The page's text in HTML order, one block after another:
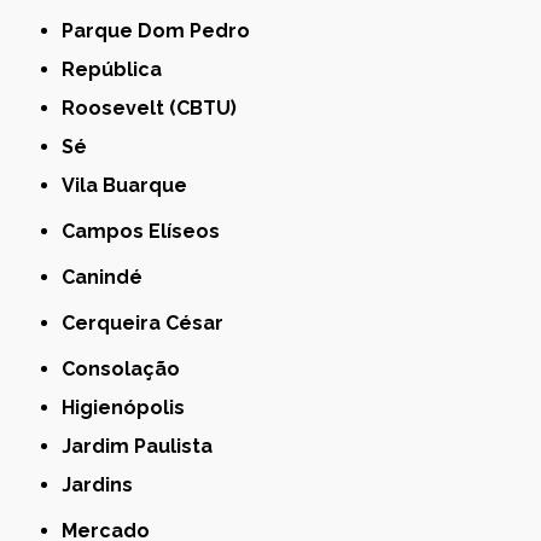
Parque Dom Pedro
República
Roosevelt (CBTU)
Sé
Vila Buarque
Campos Elíseos
Canindé
Cerqueira César
Consolação
Higienópolis
Jardim Paulista
Jardins
Mercado